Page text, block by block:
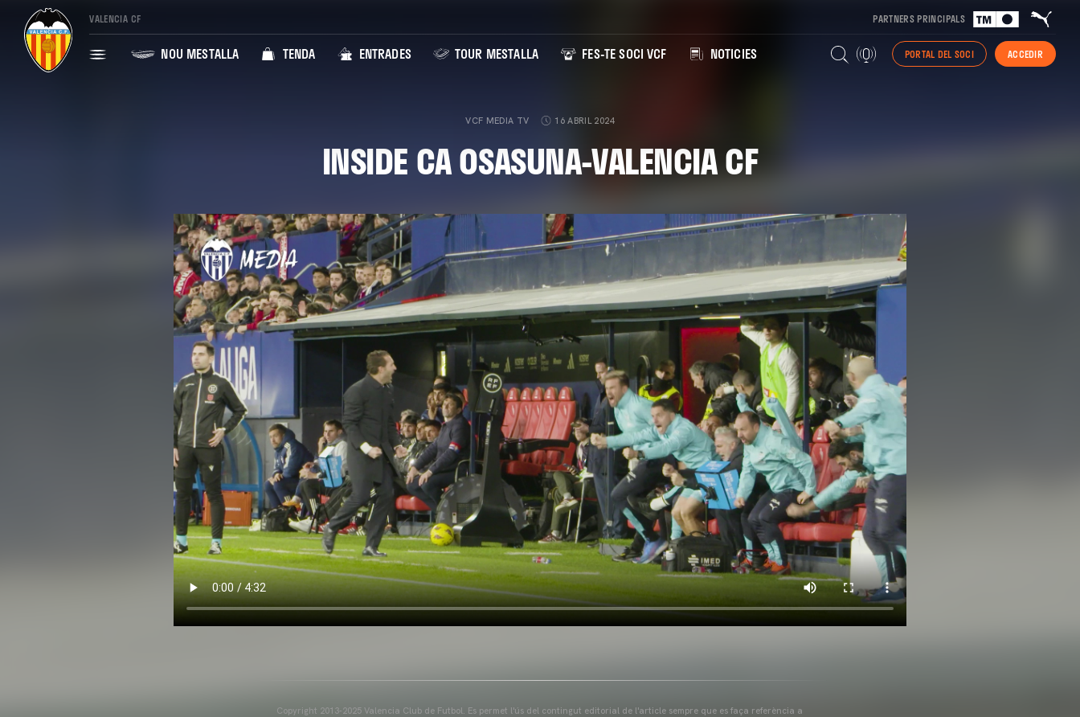
VALENCIA CF PARTNERS PRINCIPALS
NOU MESTALLA TENDA ENTRADES TOUR MESTALLA FES-TE SOCI VCF NOTICIES PORTAL DEL SOCI ACCEDIR
VCF MEDIA TV 16 ABRIL 2024
INSIDE CA OSASUNA-VALENCIA CF
Copyright 2013-2025 Valencia Club de Futbol. Es permet l'ús del contingut editorial de l'article sempre que es faça referència a